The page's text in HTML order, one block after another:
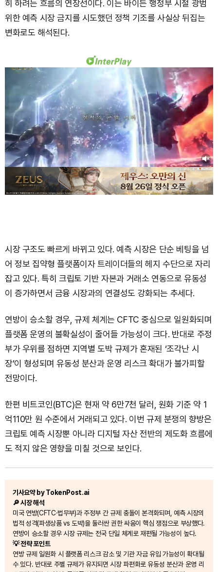
히 하려는 흐름의 연장선이다. 이는 바이든 행정부 시절 광범
위한 예측 시장 금지를 시도했던 정책 기조를 사실상 뒤집는
변화로도 해석된다.
시장 구조도 빠르게 바뀌고 있다. 예측 시장은 단순 베팅을 넘
어 정보 집약형 플랫폼이자 트레이더들의 헤지 수단으로 자리
잡고 있다. 특히 크립토 기반 자본과 거래소 연동으로 유동성
이 증가하면서 금융 시장과의 연결성도 강화되는 추세다.
연방이 승소할 경우, 규제 체계는 CFTC 중심으로 일원화되며
플랫폼 운영의 불확실성이 줄어들 가능성이 크다. 반대로 주정
부가 우위를 점하면 지역별 도박 규제가 혼재된 ‘조각난 시
장’이 형성되며 유동성 분산과 운영 리스크 확대가 불가피할
전망이다.
한편 비트코인(BTC)은 현재 약 6만7천 달러, 원화 기준 약 1
억110만 원 수준에서 거래되고 있다. 이번 규제 분쟁의 향방은
크립토 예측 시장뿐 아니라 디지털 자산 전반의 제도화 흐름에
도 적지 않은 영향을 미칠 것으로 보인다.
기사요약 by TokenPost.ai
🔎 시장 해석
미국 연방(CFTC·법무부)과 주정부 간 규제 충돌이 본격화되며, 예측 시장의
법적 성격(파생상품 vs 도박)을 둘러싼 권한 싸움이 핵심 쟁점으로 부상했다.
연방이 승소할 경우 시장 규제는 전국 단일 체계로 재편될 가능성이 높다.
💡 전략 포인트
연방 규제 일원화 시 플랫폼 리스크 감소 및 기관 자금 유입 가능성이 확대될
수 있다. 반대로 주별 규제가 유지되면 시장 파편화로 유동성 분산과 운영 리